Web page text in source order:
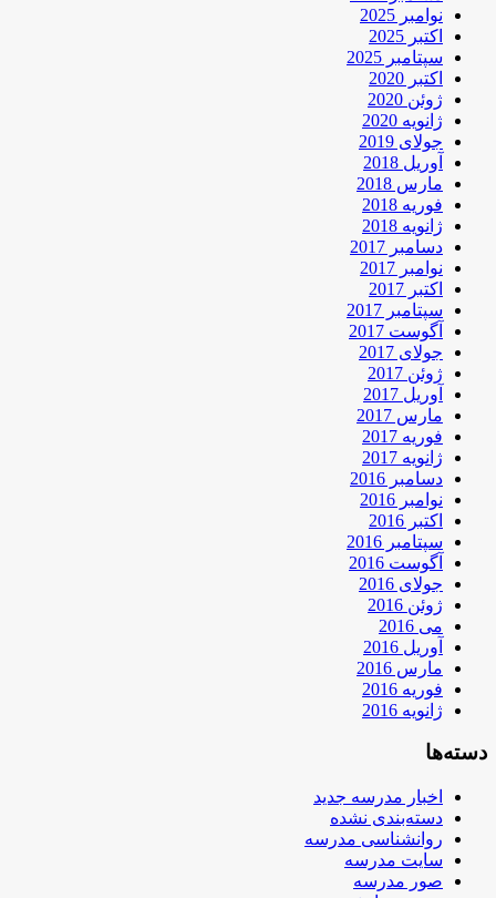
نوامبر 2025
اکتبر 2025
سپتامبر 2025
اکتبر 2020
ژوئن 2020
ژانویه 2020
جولای 2019
آوریل 2018
مارس 2018
فوریه 2018
ژانویه 2018
دسامبر 2017
نوامبر 2017
اکتبر 2017
سپتامبر 2017
آگوست 2017
جولای 2017
ژوئن 2017
آوریل 2017
مارس 2017
فوریه 2017
ژانویه 2017
دسامبر 2016
نوامبر 2016
اکتبر 2016
سپتامبر 2016
آگوست 2016
جولای 2016
ژوئن 2016
می 2016
آوریل 2016
مارس 2016
فوریه 2016
ژانویه 2016
دسته‌ها
اخبار مدرسه جدید
دسته‌بندی نشده
روانشناسی مدرسه
سایت مدرسه
صور مدرسه